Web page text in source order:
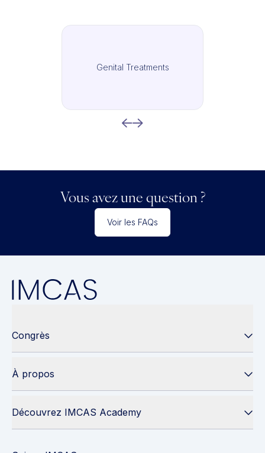
Genital Treatments
Vous avez une question ?
Voir les FAQs
Congrès
À propos
Découvrez IMCAS Academy